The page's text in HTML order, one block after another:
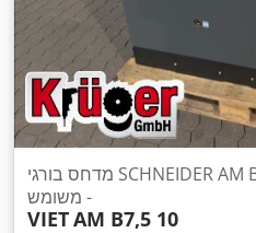
מדחס בורגי SCHNEIDER AM B7,5 10 -
משומש -
VIETAM B7,5 10